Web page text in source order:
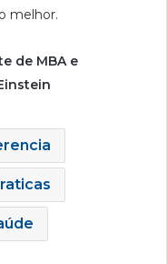
melhor.
de MBA e